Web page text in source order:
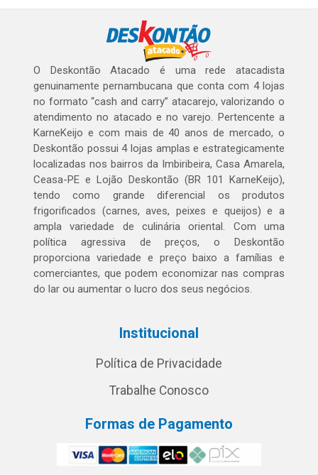
O Deskontão Atacado é uma rede atacadista
genuinamente pernambucana que conta com 4 lojas
no formato “cash and carry” atacarejo, valorizando o
atendimento no atacado e no varejo. Pertencente a
KarneKeijo e com mais de 40 anos de mercado, o
Deskontão possui 4 lojas amplas e estrategicamente
localizadas nos bairros da Imbiribeira, Casa Amarela,
Ceasa-PE e Lojão Deskontão (BR 101 KarneKeijo),
tendo como grande diferencial os produtos
frigorificados (carnes, aves, peixes e queijos) e a
ampla variedade de culinária oriental. Com uma
política agressiva de preços, o Deskontão
proporciona variedade e preço baixo a famílias e
comerciantes, que podem economizar nas compras
do lar ou aumentar o lucro dos seus negócios.
Institucional
Política de Privacidade
Trabalhe Conosco
Formas de Pagamento